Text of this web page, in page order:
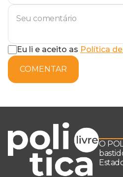
Eu li e aceito as Política
COMENTAR
O